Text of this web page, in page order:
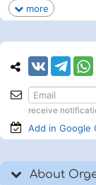
more
receive
Add in Google
About